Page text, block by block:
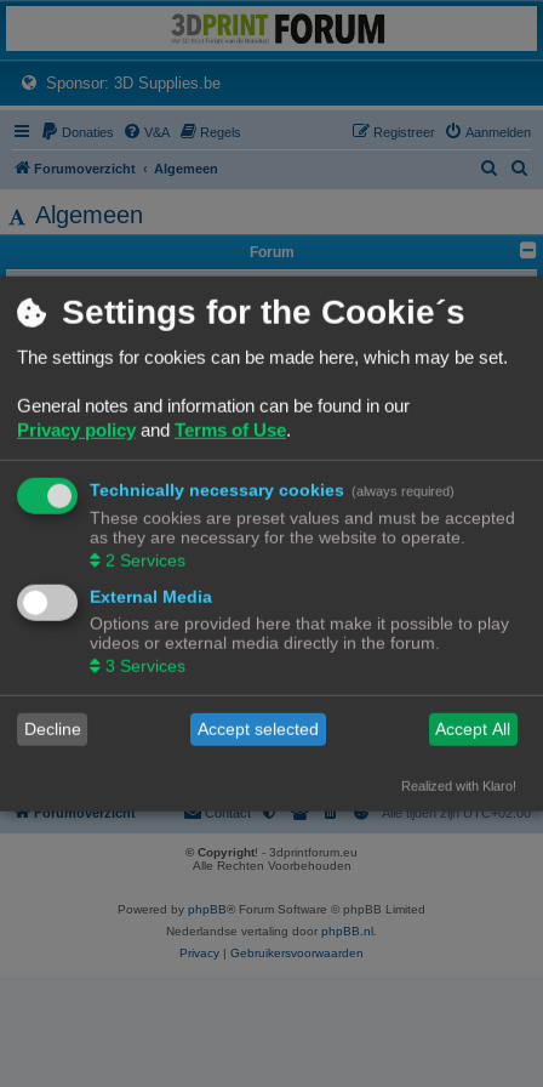
Het 3D print forum van de Benelux na de sluiting van 3dprintforum.nl
Sponsor: 3D Supplies.be(Opens a new tab)
Donaties V&A Regels Aanmelden
Registreer
Forumoverzicht Algemeen
k
Algemeen
Forum
Algemeen forum
Onderwerpen: 80
F.A.Q. - Veelgestelde Vragen
Onderwerpen:
Vragen over 3D-printen en 3D-printers
Vragen over het gebruik van een de printer, toepassingen etc...
Onderwerpen: 136
Ben je nieuw? Wil je jezelf voorstellen, dan is dit het ideale plekje!
Onderwerpen:138
3D printen informatie
Nuttige 3D print links of info zien we graag hier verschijnen.
Onderwerpen:19
Handleidingen
Handleidingen m.b.t het gebruik van 3D printers of randapparatuur horen hier.
Onderwerpen:3
Ga naar
Forumoverzicht Alle tijden zijnUTC+02:00
Contact
© Copyright! - 3dprintforum.eu
Alle Rechten Voorbehouden
Powered by phpBB® Forum Software © phpBB Limited
Nederlandse vertaling door phpBB.nl.
Privacy | Gebruikersvoorwaarden
Settings for the Cookie´s
The settings for cookies can be made here, which may be set.
General notes and information can be found in our
Privacy policy and Terms of Use.
Technically necessary cookies (always required)
These cookies are preset values and must be accepted
as they are necessary for the website to operate.
2 Services
External Media
Options are provided here that make it possible to play
videos or external media directly in the forum.
3 Services
Decline Accept selected Accept All
Realized with Klaro!